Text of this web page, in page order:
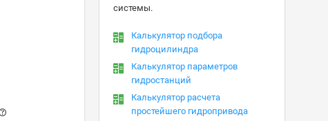
системы.
Калькулятор подбора
гидроцилиндра
Калькулятор параметров
гидростанций
Калькулятор расчета
простейшего гидропривода